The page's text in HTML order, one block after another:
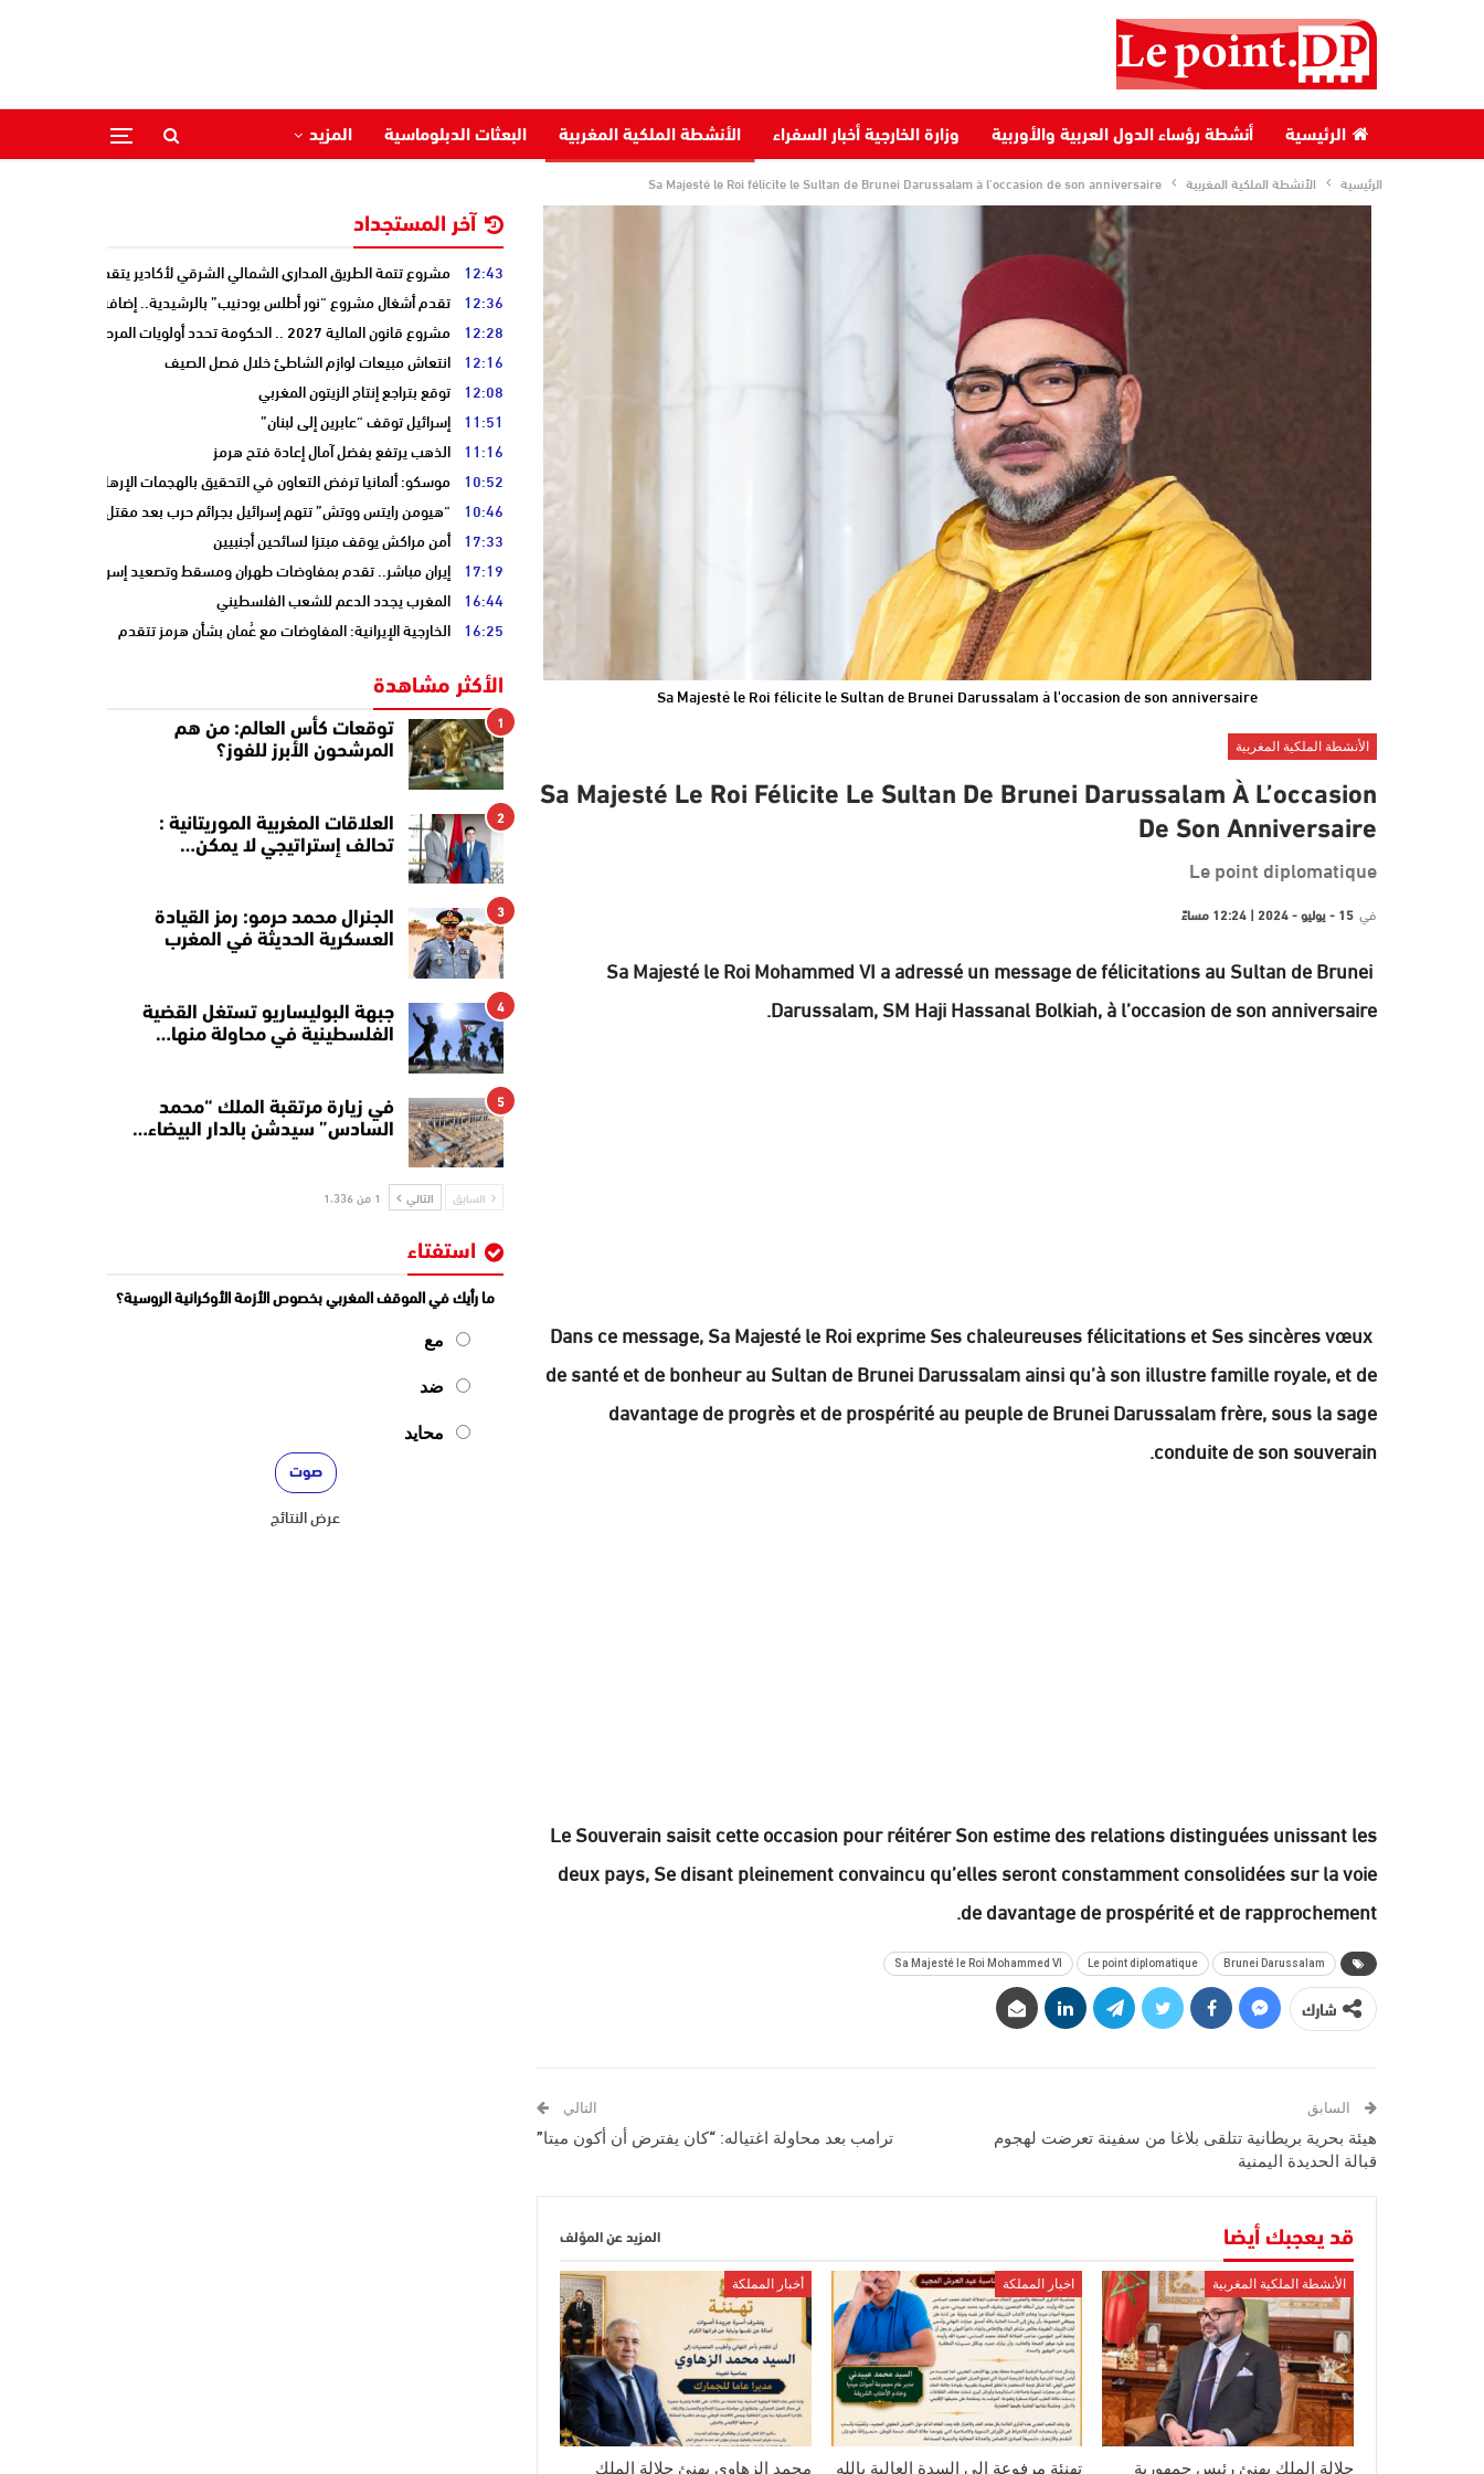
الرئيسية أنشطة رؤساء الدول العربية والأوربية وزارة الخارجية أخبار السفراء الأنشطة الملكية المغربية البعثات الدبلوماسية المزيد
الرئيسية الأنشطة الملكية المغربية Sa Majesté le Roi félicite le Sultan de Brunei Darussalam à l’occasion de son anniversaire
Sa Majesté le Roi félicite le Sultan de Brunei Darussalam à l'occasion de son anniversaire
الأنشطة الملكية المغربية
Sa Majesté Le Roi Félicite Le Sultan De Brunei Darussalam À L’occasion
De Son Anniversaire
Le point diplomatique
في 15 - يوليو - 2024 | 12:24 مساءً
Sa Majesté le Roi Mohammed VI a adressé un message de félicitations au Sultan de Brunei
Darussalam, SM Haji Hassanal Bolkiah, à l’occasion de son anniversaire.
Dans ce message, Sa Majesté le Roi exprime Ses chaleureuses félicitations et Ses sincères vœux
de santé et de bonheur au Sultan de Brunei Darussalam ainsi qu’à son illustre famille royale, et de
davantage de progrès et de prospérité au peuple de Brunei Darussalam frère, sous la sage
conduite de son souverain.
Le Souverain saisit cette occasion pour réitérer Son estime des relations distinguées unissant les
deux pays, Se disant pleinement convaincu qu’elles seront constamment consolidées sur la voie
de davantage de prospérité et de rapprochement.
Brunei Darussalam
Le point diplomatique
Sa Majesté le Roi Mohammed VI
شارك
السابق
هيئة بحرية بريطانية تتلقى بلاغا من سفينة تعرضت لهجوم
قبالة الحديدة اليمنية
التالي
ترامب بعد محاولة اغتياله: “كان يفترض أن أكون ميتا”
قد يعجبك أيضا المزيد عن المؤلف
الأنشطة الملكية المغربية
جلالة الملك يهنئ رئيس جمهورية
اخبار المملكة
تهنئة مرفوعة إلى السدة العالية بالله
أخبار المملكة
محمد الزهاوي يهنئ جلالة الملك
آخر المستجداد
12:43 مشروع تتمة الطريق المداري الشمالي الشرقي لأكادير يتقدم نحو مرحلة
12:36 تقدم أشغال مشروع “نور أطلس بودنيب” بالرشيدية.. إضافة 33 ميغاوات إلى الشبكة الوطنية
12:28 مشروع قانون المالية 2027 .. الحكومة تحدد أولويات المرحلة المقبلة
12:16 انتعاش مبيعات لوازم الشاطئ خلال فصل الصيف
12:08 توقع بتراجع إنتاج الزيتون المغربي
11:51 إسرائيل توقف “عابرين إلى لبنان”
11:16 الذهب يرتفع بفضل آمال إعادة فتح هرمز
10:52 موسكو: ألمانيا ترفض التعاون في التحقيق بالهجمات الإرهابية على أنابيب
10:46 “هيومن رايتس ووتش” تتهم إسرائيل بجرائم حرب بعد مقتل الصحفية آمال
17:33 أمن مراكش يوقف مبتزا لسائحين أجنبيين
17:19 إيران مباشر.. تقدم بمفاوضات طهران ومسقط وتصعيد إسرائيلي جنوب لبنان
16:44 المغرب يجدد الدعم للشعب الفلسطيني
16:25 الخارجية الإيرانية: المفاوضات مع عُمان بشأن هرمز تتقدم
الأكثر مشاهدة
1
توقعات كأس العالم: من هم
المرشحون الأبرز للفوز؟
2
العلاقات المغربية الموريتانية :
تحالف إستراتيجي لا يمكن…
3
الجنرال محمد حرمو: رمز القيادة
العسكرية الحديثة في المغرب
4
جبهة البوليساريو تستغل القضية
الفلسطينية في محاولة منها…
5
في زيارة مرتقبة الملك “محمد
السادس” سيدشن بالدار البيضاء…
السابق التالي 1 من 1٬336
استفتاء
ما رأيك في الموقف المغربي بخصوص الأزمة الأوكرانية الروسية؟
مع
ضد
محايد
عرض النتائج